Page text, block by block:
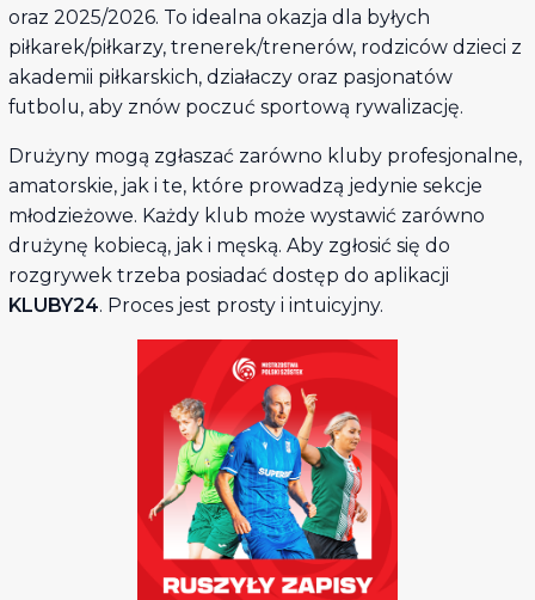
oraz 2025/2026. To idealna okazja dla byłych
piłkarek/piłkarzy, trenerek/trenerów, rodziców dzieci z
akademii piłkarskich, działaczy oraz pasjonatów
futbolu, aby znów poczuć sportową rywalizację.
Drużyny mogą zgłaszać zarówno kluby profesjonalne,
amatorskie, jak i te, które prowadzą jedynie sekcje
młodzieżowe. Każdy klub może wystawić zarówno
drużynę kobiecą, jak i męską. Aby zgłosić się do
rozgrywek trzeba posiadać dostęp do aplikacji
KLUBY24. Proces jest prosty i intuicyjny.